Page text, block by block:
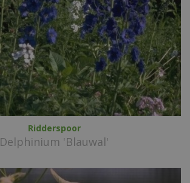
Ridderspoor
Delphinium 'Blauwal'